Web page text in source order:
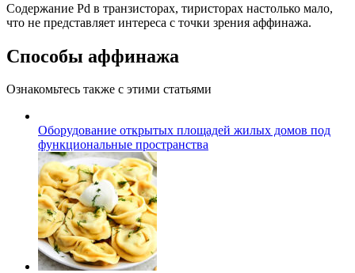
Содержание Pd в транзисторах, тиристорах настолько мало,
что не представляет интереса с точки зрения аффинажа.
Способы аффинажа
Ознакомьтесь также с этими статьями
Оборудование открытых площадей жилых домов под
функциональные пространства